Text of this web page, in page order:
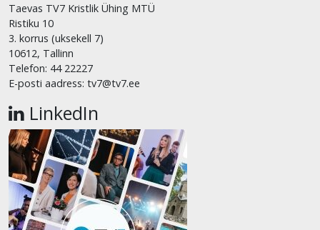
Taevas TV7 Kristlik Ühing MTÜ
Ristiku 10
3. korrus (uksekell 7)
10612, Tallinn
Telefon: 44 22227
E-posti aadress: tv7@tv7.ee
LinkedIn